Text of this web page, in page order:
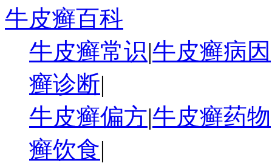
牛皮癣百科
牛皮癣常识|牛皮癣病因
癣诊断|
牛皮癣偏方|牛皮癣药物
癣饮食|